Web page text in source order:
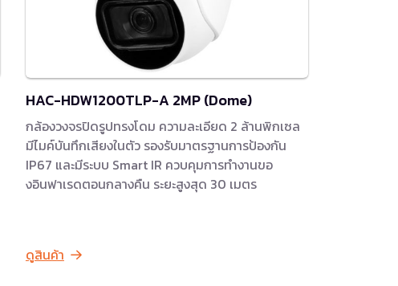
HAC-HDW1200TLP-A 2MP (Dome)
กล้องวงจรปิดรูปทรงโดม ความละเอียด 2 ล้านพิกเซล
มีไมค์บันทึกเสียงในตัว รองรับมาตรฐานการป้องกัน
IP67 และมีระบบ Smart IR ควบคุมการทำงานขอ
งอินฟาเรดตอนกลางคืน ระยะสูงสุด 30 เมตร
ดูสินค้า